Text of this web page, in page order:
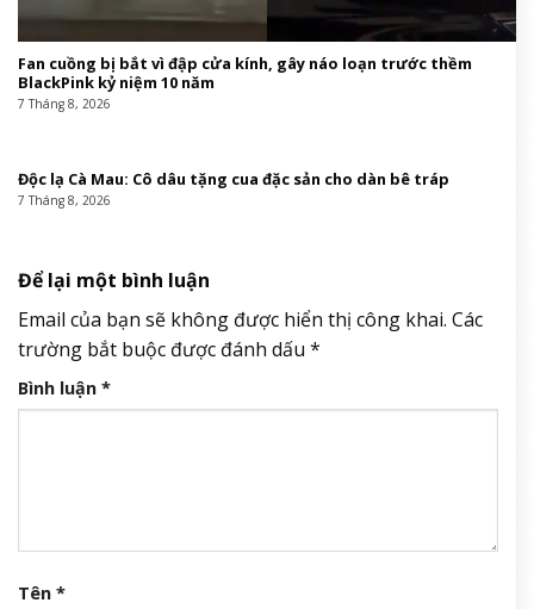
Fan cuồng bị bắt vì đập cửa kính, gây náo loạn trước thềm
BlackPink kỷ niệm 10 năm
7 Tháng 8, 2026
Độc lạ Cà Mau: Cô dâu tặng cua đặc sản cho dàn bê tráp
7 Tháng 8, 2026
Để lại một bình luận
Email của bạn sẽ không được hiển thị công khai. Các
trường bắt buộc được đánh dấu *
Bình luận *
Tên *